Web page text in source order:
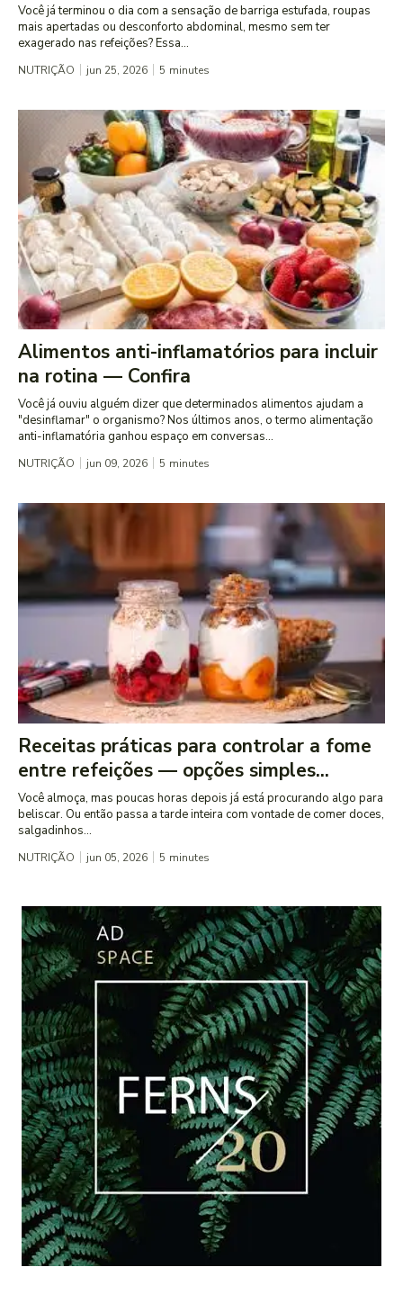
Você já terminou o dia com a sensação de barriga estufada, roupas
mais apertadas ou desconforto abdominal, mesmo sem ter
exagerado nas refeições? Essa...
NUTRIÇÃO jun 25, 2026 5 minutes
Alimentos anti-inflamatórios para incluir
na rotina — Confira
Você já ouviu alguém dizer que determinados alimentos ajudam a
"desinflamar" o organismo? Nos últimos anos, o termo alimentação
anti-inflamatória ganhou espaço em conversas...
NUTRIÇÃO jun 09, 2026 5 minutes
Receitas práticas para controlar a fome
entre refeições — opções simples...
Você almoça, mas poucas horas depois já está procurando algo para
beliscar. Ou então passa a tarde inteira com vontade de comer doces,
salgadinhos...
NUTRIÇÃO jun 05, 2026 5 minutes